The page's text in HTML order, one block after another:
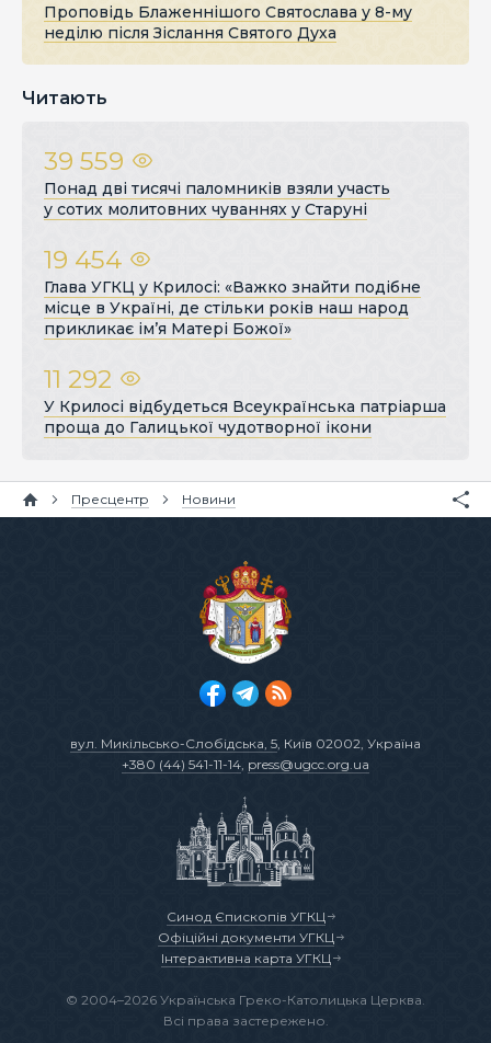
Проповідь Блаженнішого Святослава у 8-му
неділю після Зіслання Святого Духа
Читають
39 559
Понад дві тисячі паломників взяли участь
у сотих молитовних чуваннях у Старуні
19 454
Глава УГКЦ у Крилосі: «Важко знайти подібне
місце в Україні, де стільки років наш народ
прикликає ім’я Матері Божої»
11 292
У Крилосі відбудеться Всеукраїнська патріарша
проща до Галицької чудотворної ікони
Пресцентр Новини
вул. Микільсько-Слобідська, 5, Київ 02002, Україна
+380 (44) 541-11-14, press@ugcc.org.ua
Синод Єпископів УГКЦ
Офіційні документи УГКЦ
Інтерактивна карта УГКЦ
© 2004–2026 Українська Греко-Католицька Церква.
Всі права застережено.